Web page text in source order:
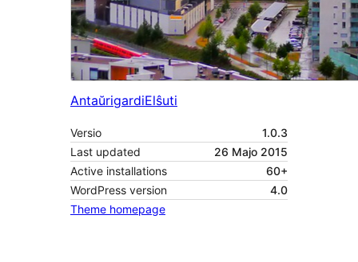
AntaŭrigardiElŝuti
Versio
1.0.3
Last updated
26 Majo 2015
Active installations
60+
WordPress version
4.0
Theme homepage